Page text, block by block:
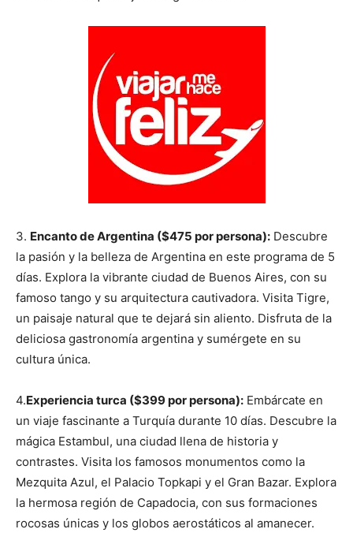
3. Encanto de Argentina ($475 por persona): Descubre
la pasión y la belleza de Argentina en este programa de 5
días. Explora la vibrante ciudad de Buenos Aires, con su
famoso tango y su arquitectura cautivadora. Visita Tigre,
un paisaje natural que te dejará sin aliento. Disfruta de la
deliciosa gastronomía argentina y sumérgete en su
cultura única.
4.Experiencia turca ($399 por persona): Embárcate en
un viaje fascinante a Turquía durante 10 días. Descubre la
mágica Estambul, una ciudad llena de historia y
contrastes. Visita los famosos monumentos como la
Mezquita Azul, el Palacio Topkapi y el Gran Bazar. Explora
la hermosa región de Capadocia, con sus formaciones
rocosas únicas y los globos aerostáticos al amanecer.